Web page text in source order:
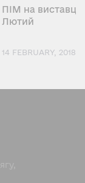
ПІМ на виставці
Лютий
14 FEBRUARY, 2018